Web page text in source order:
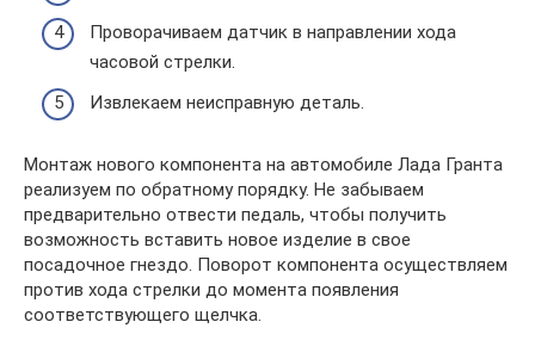
Проворачиваем датчик в направлении хода
часовой стрелки.
Извлекаем неисправную деталь.
Монтаж нового компонента на автомобиле Лада Гранта
реализуем по обратному порядку. Не забываем
предварительно отвести педаль, чтобы получить
возможность вставить новое изделие в свое
посадочное гнездо. Поворот компонента осуществляем
против хода стрелки до момента появления
соответствующего щелчка.